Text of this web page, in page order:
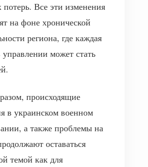
Все эти изменения
на фоне хронической
региона, где каждая
может стать
происходящие
в украинском военном
а также проблемы на
оставаться
темой как для